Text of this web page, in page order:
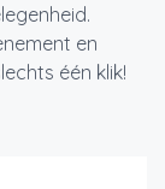
en
één klik!